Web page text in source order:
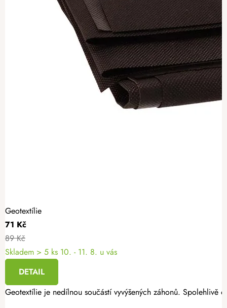
Geotextílie
71 Kč
89 Kč
Skladem > 5 ks 10. - 11. 8. u vás
DETAIL
Geotextílie je nedílnou součástí vyvýšených záhonů.